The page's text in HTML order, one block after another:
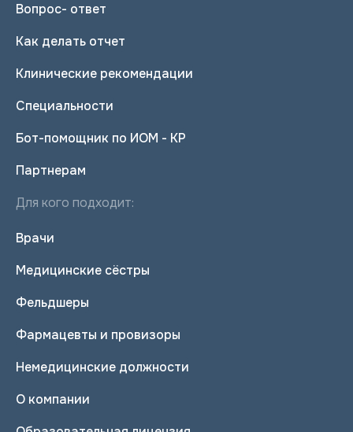
Вопрос- ответ
Как делать отчет
Клинические рекомендации
Специальности
Бот-помощник по ИОМ - КР
Партнерам
Для кого подходит:
Врачи
Медицинские сёстры
Фельдшеры
Фармацевты и провизоры
Немедицинские должности
О компании